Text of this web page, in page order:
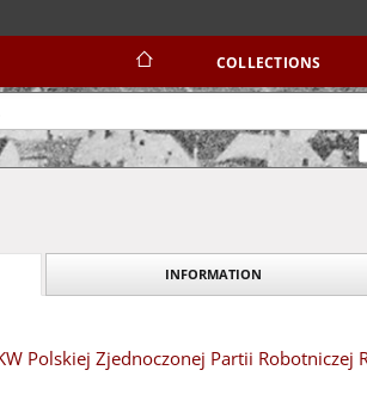
COLLECTIONS
INFORMATION
Polskiej Zjednoczonej Partii Robotniczej